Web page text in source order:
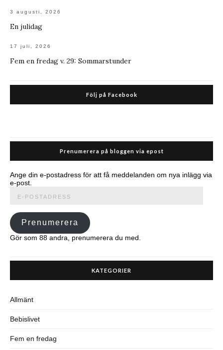
3 augusti, 2026
En julidag
17 juli, 2026
Fem en fredag v. 29: Sommarstunder
Följ på Facebook
Prenumerera på bloggen via epost
Ange din e-postadress för att få meddelanden om nya inlägg via
e-post.
postadress
Prenumerera
Gör som 88 andra, prenumerera du med.
KATEGORIER
Allmänt
Bebislivet
Fem en fredag